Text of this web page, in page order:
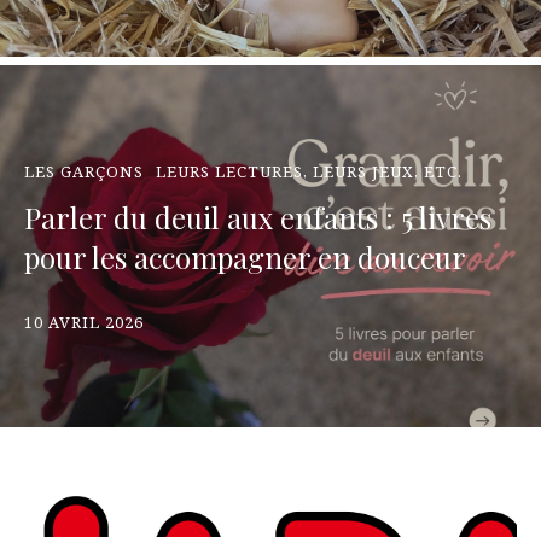
LES GARÇONS LEURS LECTURES, LEURS JEUX, ETC.
Parler du deuil aux enfants : 5 livres
pour les accompagner en douceur
10 AVRIL 2026